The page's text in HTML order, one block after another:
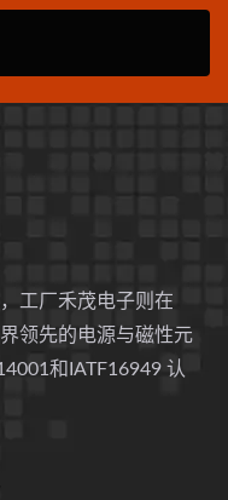
工厂禾茂电子则在
领先的电源与磁性元
和IATF16949 认